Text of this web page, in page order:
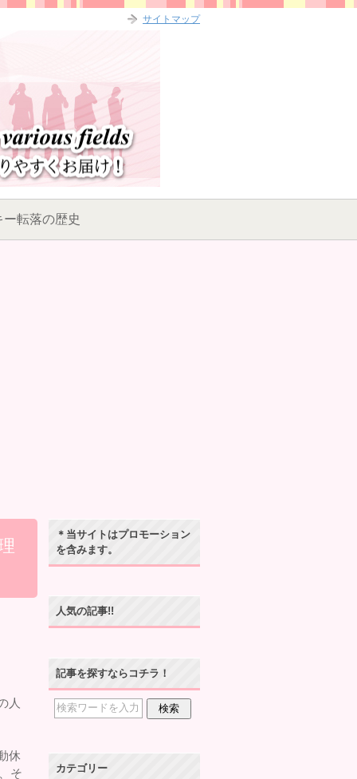
転落の歴史
人
休
そ
＊当サイトはプロモーション
を含みます。
人気の記事!!
記事を探すならコチラ！
カテゴリー
サイトマップ